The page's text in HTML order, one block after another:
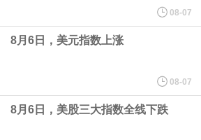
已经被开挖，露出赤红土层，并修出层层台地。但
声浪持续高涨，给这家美国科技巨头总规模 150 亿
重重阻碍
不一，德国DAX指数跌0.29%，英国富时100指数涨
08-07
8月6日，美元指数上涨
08-07
8月6日，美股三大指数全线下跌